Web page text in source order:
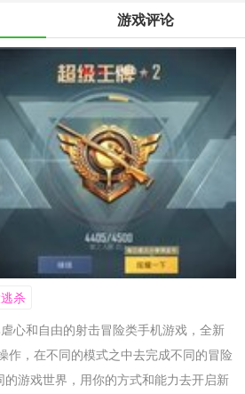
游戏评论
杀
心和自由的射击冒险类手机游戏，全新
作，在不同的模式之中去完成不同的冒险
游戏世界，用你的方式和能力去开启新